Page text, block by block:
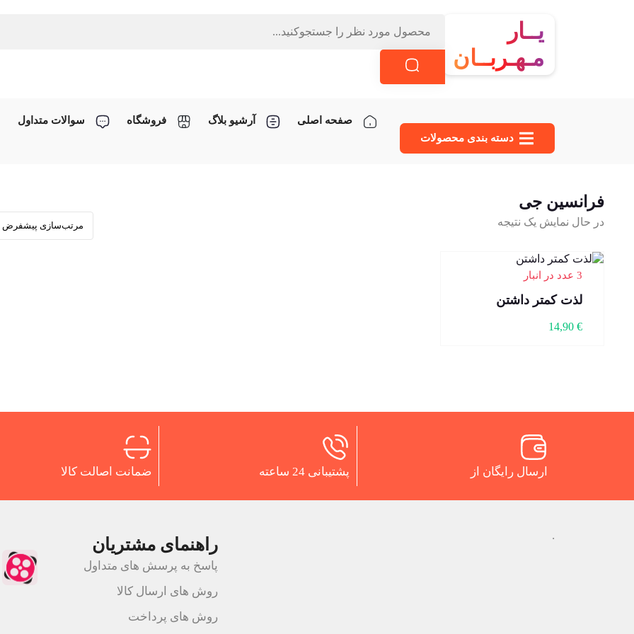
یــار
مـهـربــان
دسته‌ بندی محصولات
صفحه اصلی آرشیو بلاگ فروشگاه سوالات متداول
فرانسین جی
در حال نمایش یک نتیجه
3 عدد در انبار
لذت کمتر داشتن
14,90 €
ارسال رایگان از پشتیبانی 24 ساعته ضمانت اصالت کالا
. راهنمای مشتریان
پاسخ به پرسش های متداول
روش های ارسال کالا
روش های پرداخت